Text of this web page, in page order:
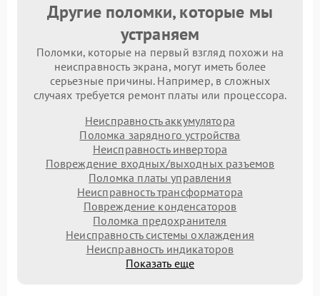
Другие поломки, которые мы
устраняем
Поломки, которые на первый взгляд похожи на
неисправность экрана, могут иметь более
серьезные причины. Например, в сложных
случаях требуется ремонт платы или процессора.
Неисправность аккумулятора
Поломка зарядного устройства
Неисправность инвертора
Повреждение входных/выходных разъемов
Поломка платы управления
Неисправность трансформатора
Повреждение конденсаторов
Поломка предохранителя
Неисправность системы охлаждения
Неисправность индикаторов
Показать еще